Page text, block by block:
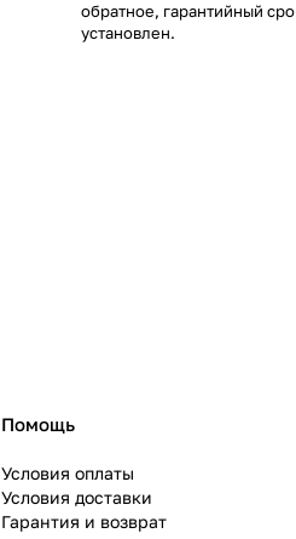
обратное, гарантийный
установлен.
Помощь
Условия оплаты
Условия доставки
Гарантия и возврат